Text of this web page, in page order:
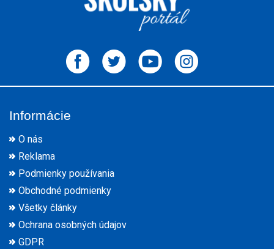
Informácie
O nás
Reklama
Podmienky používania
Obchodné podmienky
Všetky články
Ochrana osobných údajov
GDPR